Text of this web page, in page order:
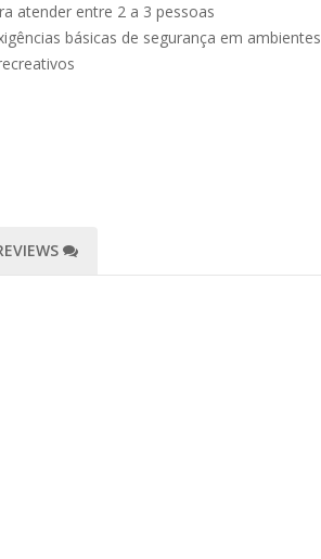
atender entre 2 a 3 pessoas
básicas de segurança em ambientes